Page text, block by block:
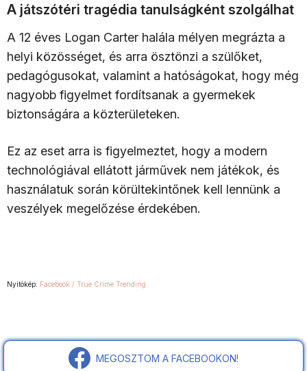
A játszótéri tragédia tanulságként szolgálhat
A 12 éves Logan Carter halála mélyen megrázta a
helyi közösséget, és arra ösztönzi a szülőket,
pedagógusokat, valamint a hatóságokat, hogy még
nagyobb figyelmet fordítsanak a gyermekek
biztonságára a közterületeken.
Ez az eset arra is figyelmeztet, hogy a modern
technológiával ellátott járművek nem játékok, és
használatuk során körültekintőnek kell lennünk a
veszélyek megelőzése érdekében.
Nyitókép: Facebook / True Crime Trending
MEGOSZTOM A FACEBOOKON!